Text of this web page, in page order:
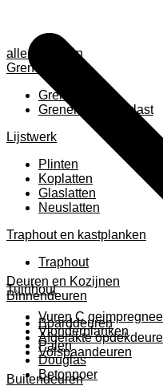
alle anzeigen
Grenen
Grenen B ruw
Grenen gevingerlast
Lijstwerk
Plinten
Koplatten
Glaslatten
Neuslatten
Traphout en kastplanken
Traphout
Tuinhout
Vuren C
Vlonderplanken
Palen
Douglas
Betonpoer
Deuren en Kozijnen
Binnendeuren
Boarddeuren
Afgelakte
Volspaandeuren
Buitendeuren